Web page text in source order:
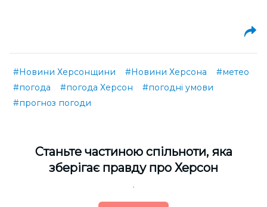
#Новини Херсонщини #Новини Херсона
#метео
#погода
#погода Херсон
#погодні умови
#прогноз погоди
Cтаньте частиною спільноти, яка
зберігає правду про Херсон